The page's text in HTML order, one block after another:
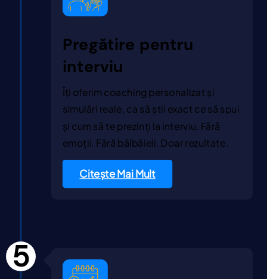
Pregătire pentru
interviu
Îți oferim coaching personalizat și
simulări reale, ca să știi exact ce să spui
și cum să te prezinți la interviu. Fără
emoții. Fără bâlbâieli. Doar rezultate.
Citește Mai Mult
5